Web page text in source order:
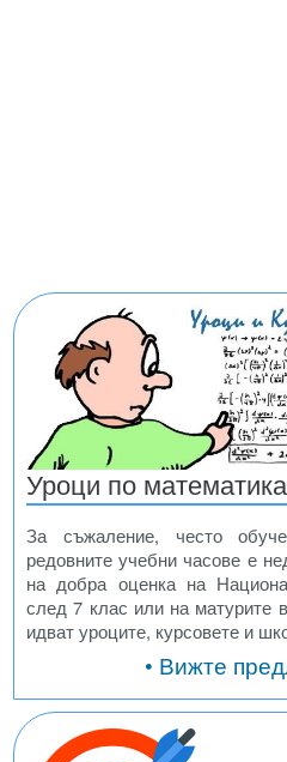
Уроци по математика
За съжаление, често
редовните учебни часове е
на добра оценка на
след 7 клас или на матурите
идват уроците, курсовете и
• Вижте